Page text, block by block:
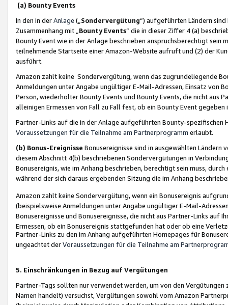
(a) Bounty Events
In den in derAnlage („ Sondervergütung“) aufgeführten Ländern
Zusammenhang mit „ Bounty Events“ die in dieser Ziffer 4 (a)
Bounty Event wie in der Anlage beschrieben anspruchsberechtigt sein
teilnehmende Startseite einer Amazon-Website aufruft und (2) der
ausführt.
Amazon zahlt keine Sondervergütung, wenn das zugrundeliegende
Anmeldungen unter Angabe ungültiger E-Mail-Adressen, Einsatz von
Person, wiederholter Bounty Events und Bounty Events, die nicht
alleinigen Ermessen von Fall zu Fall fest, ob ein Bounty Event
Partner-Links auf die in der Anlage aufgeführten Bounty-spezifischen
Voraussetzungen für die Teilnahme am Partnerprogramm erlaubt.
(b) Bonus-Ereignisse Bonusereignisse sind in ausgewählten Ländern
diesem Abschnitt 4(b) beschriebenen Sondervergütungen in
Bonusereignis, wie im Anhang beschrieben, berechtigt sein muss,
während der sich daraus ergebenden Sitzung die im Anhang
Amazon zahlt keine Sondervergütung, wenn ein Bonusereignis
(beispielsweise Anmeldungen unter Angabe ungültiger E-Mail-
Bonusereignisse und Bonusereignisse, die nicht aus Partner-Links auf
Ermessen, ob ein Bonusereignis stattgefunden hat oder ob eine
Partner-Links zu den im Anhang aufgeführten Homepages für
ungeachtet derVoraussetzungen für die Teilnahme am
5. Einschränkungen in Bezug auf Vergütungen
Partner-Tags sollten nur verwendet werden, um von den
Namen handelt) versuchst, Vergütungen sowohl vom Amazon